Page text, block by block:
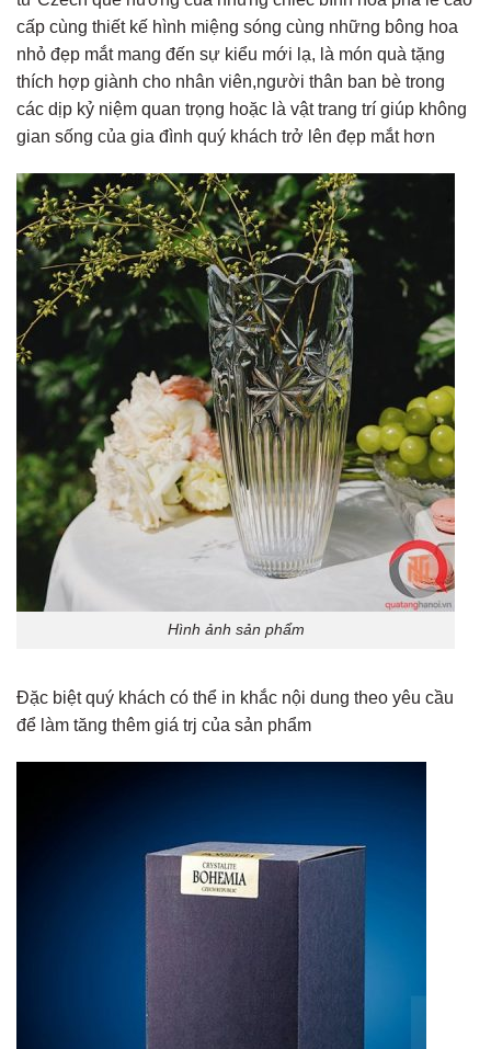
cấp cùng thiết kế hình miệng sóng cùng những bông hoa
nhỏ đẹp mắt mang đến sự kiểu mới lạ, là món quà tặng
thích hợp giành cho nhân viên,người thân ban bè trong
các dịp kỷ niệm quan trọng hoặc là vật trang trí giúp không
gian sống của gia đình quý khách trở lên đẹp mắt hơn
Hình ảnh sản phẩm
Đặc biệt quý khách có thể in khắc nội dung theo yêu cầu
để làm tăng thêm giá trj của sản phẩm